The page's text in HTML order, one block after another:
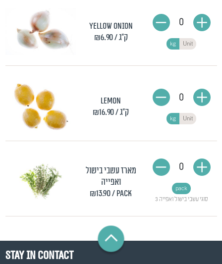
Yellow onion
₪6.90 / ק"ג
kg Unit
0
Lemon
₪16.90 / ק"ג
kg Unit
0
מארז עשבי בישול
ואפייה
₪13.90/ pack
3 סוגי עשבי בישול ואפייה
pack
0
Stay in contact